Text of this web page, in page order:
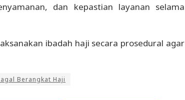
dan kepastian layanan selama
ibadah haji secara prosedural agar
Berangkat Haji